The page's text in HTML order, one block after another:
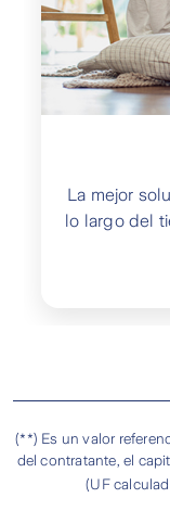
La mejor
lo largo del
(**) Es un valor
del contratante, el
(UF